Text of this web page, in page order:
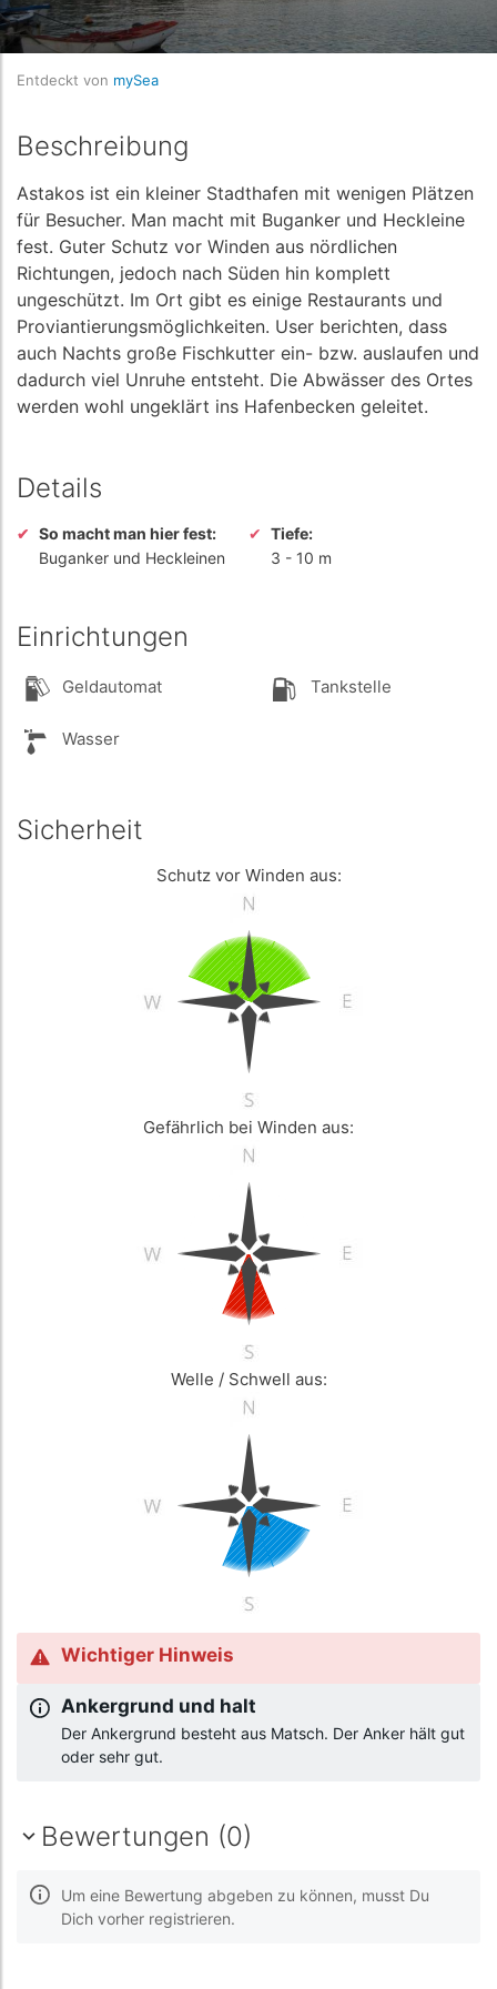
Entdeckt von mySea
Beschreibung
Astakos ist ein kleiner Stadthafen mit wenigen Plätzen
für Besucher. Man macht mit Buganker und Heckleine
fest. Guter Schutz vor Winden aus nördlichen
Richtungen, jedoch nach Süden hin komplett
ungeschützt. Im Ort gibt es einige Restaurants und
Proviantierungsmöglichkeiten. User berichten, dass
auch Nachts große Fischkutter ein- bzw. auslaufen und
dadurch viel Unruhe entsteht. Die Abwässer des Ortes
werden wohl ungeklärt ins Hafenbecken geleitet.
Details
So macht man hier fest:
Buganker und Heckleinen
Tiefe:
3 - 10 m
Einrichtungen
Geldautomat Tankstelle
Wasser
Sicherheit
Schutz vor Winden aus:
Gefährlich bei Winden aus:
Welle / Schwell aus:
Wichtiger Hinweis
Ankergrund und halt
Der Ankergrund besteht aus Matsch. Der Anker hält gut
oder sehr gut.
Bewertungen (0)
Um eine Bewertung abgeben zu können, musst Du
Dich vorher registrieren.